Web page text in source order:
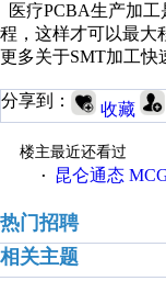
医疗PCBA生产加
程，这样才可以最大
更多关于SMT加工快
分享到： 收藏
楼主最近还看过
·
昆仑通态
热门招聘
相关主题